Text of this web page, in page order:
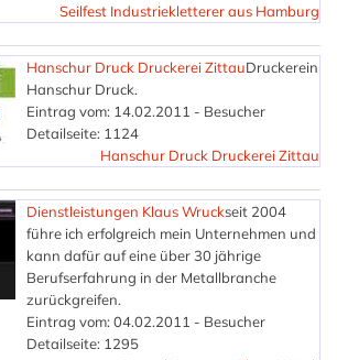
Seilfest Industriekletterer aus Hamburg
Hanschur Druck Druckerei ZittauDruckerein
Hanschur Druck.
Eintrag vom: 14.02.2011 - Besucher
Detailseite: 1124
Hanschur Druck Druckerei Zittau
Dienstleistungen Klaus Wruckseit 2004
führe ich erfolgreich mein Unternehmen und
kann dafür auf eine über 30 jährige
Berufserfahrung in der Metallbranche
zurückgreifen.
Eintrag vom: 04.02.2011 - Besucher
Detailseite: 1295